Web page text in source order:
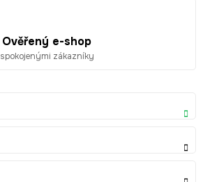
Ověřený e-shop
spokojenými zákazníky